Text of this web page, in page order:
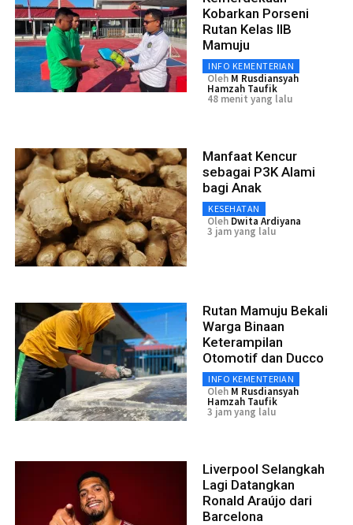
Kobarkan Porseni
Rutan Kelas IIB
Mamuju
INFO KEMENTERIAN
Oleh M Rusdiansyah
Hamzah Taufik
48 menit yang lalu
Manfaat Kencur
sebagai P3K Alami
bagi Anak
KESEHATAN
Oleh Dwita Ardiyana
3 jam yang lalu
Rutan Mamuju Bekali
Warga Binaan
Keterampilan
Otomotif dan Ducco
INFO KEMENTERIAN
Oleh M Rusdiansyah
Hamzah Taufik
3 jam yang lalu
Liverpool Selangkah
Lagi Datangkan
Ronald Araújo dari
Barcelona